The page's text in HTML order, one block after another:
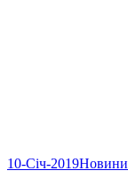
10-Січ-2019Новини